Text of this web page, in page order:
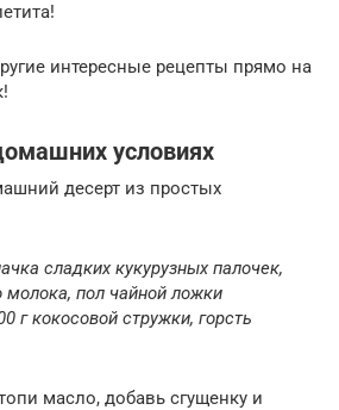
интересные рецепты прямо на
условиях
десерт из простых
сладких кукурузных палочек,
молока, пол чайной ложки
г кокосовой стружки, горсть
масло, добавь сгущенку и